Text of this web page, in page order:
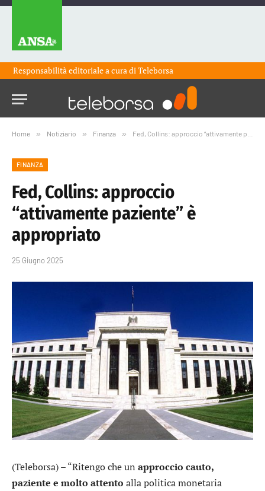
Responsabilità editoriale a cura diTeleborsa
Home » Notiziario » Finanza » Fed, Collins: approccio “attivamente paziente” è appropriato
FINANZA
Fed, Collins: approccio
“attivamente paziente” è
appropriato
25 Giugno 2025
(Teleborsa) – “Ritengo che un approccio cauto,
paziente e molto attento alla politica monetaria